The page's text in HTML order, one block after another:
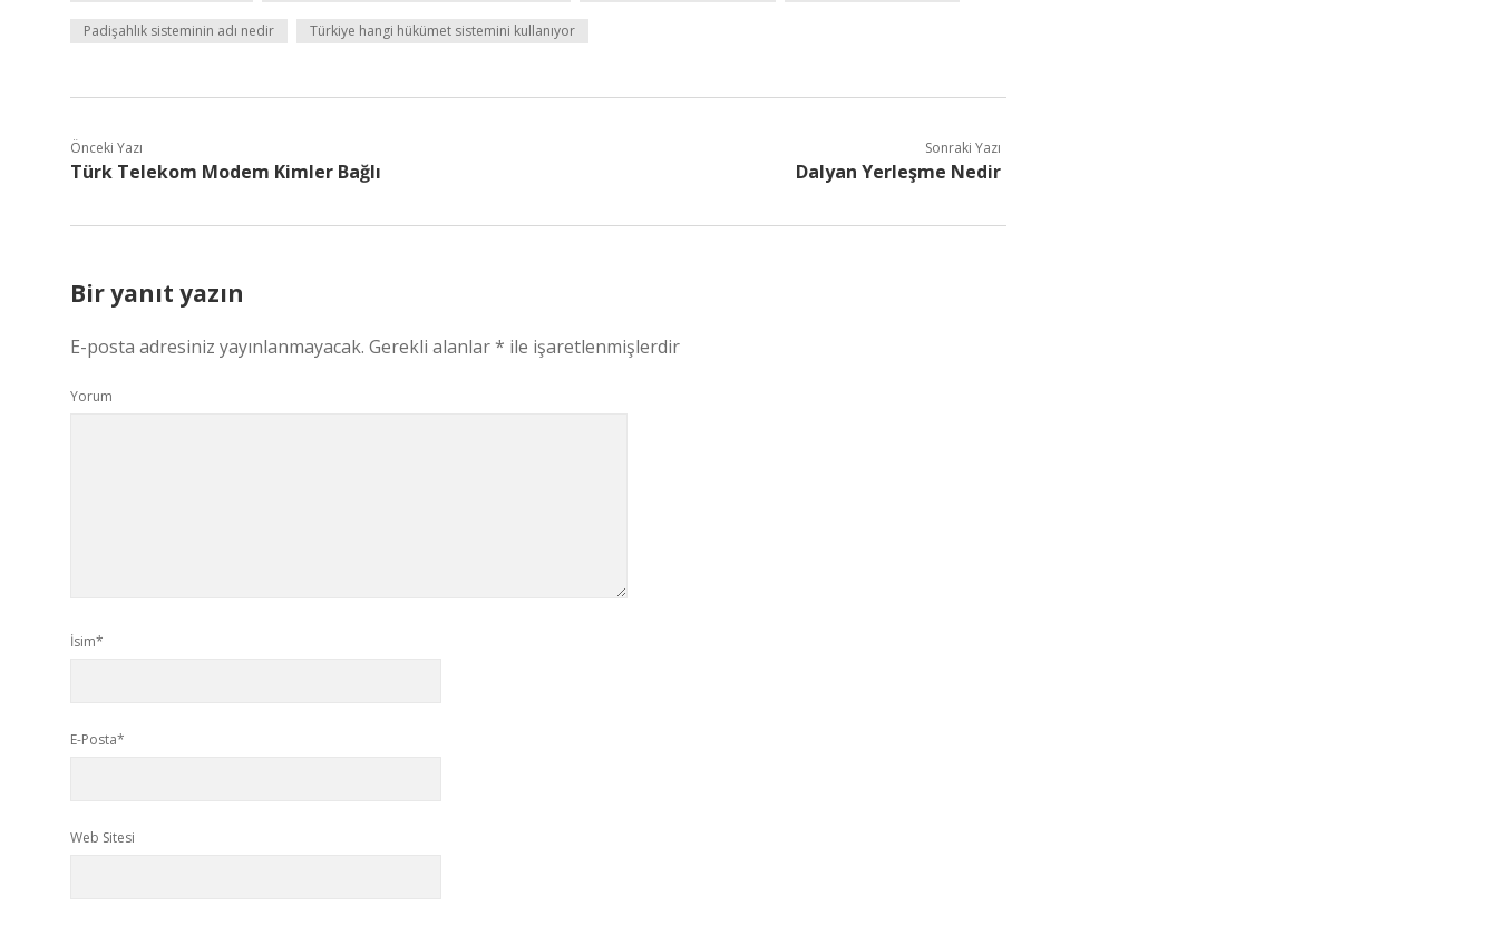
Padişahlık sisteminin adı nedir Türkiye hangi hükümet sistemini kullanıyor
Önceki Yazı
Türk Telekom Modem Kimler Bağlı
Sonraki Yazı
Dalyan Yerleşme Nedir
Bir yanıt yazın
E-posta adresiniz yayınlanmayacak. Gerekli alanlar* ile işaretlenmişlerdir
Yorum
İsim*
E-Posta*
Web Sitesi